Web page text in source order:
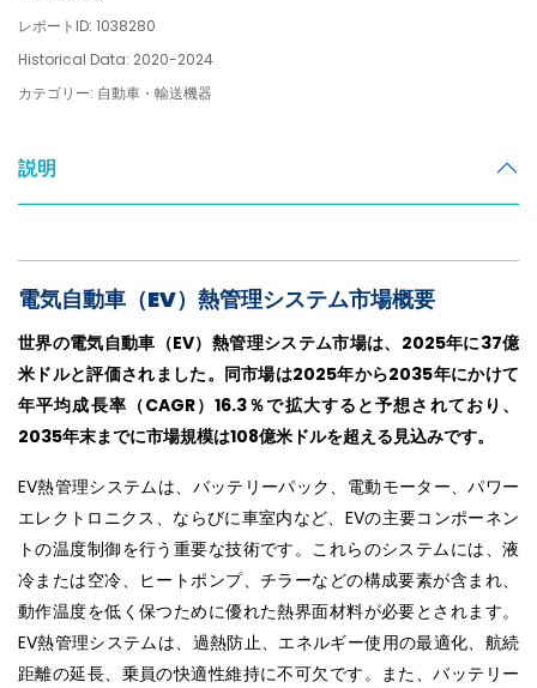
レポートID: 1038280
Historical Data: 2020-2024
カテゴリー: 自動車・輸送機器
説明
電気自動車（EV）熱管理システム市場概要
世界の電気自動車（EV）熱管理システム市場は、2025年に37億
米ドルと評価されました。同市場は2025年から2035年にかけて
年平均成長率（CAGR）16.3％で拡大すると予想されており、
2035年末までに市場規模は108億米ドルを超える見込みです。
EV熱管理システムは、バッテリーパック、電動モーター、パワー
エレクトロニクス、ならびに車室内など、EVの主要コンポーネン
トの温度制御を行う重要な技術です。これらのシステムには、液
冷または空冷、ヒートポンプ、チラーなどの構成要素が含まれ、
動作温度を低く保つために優れた熱界面材料が必要とされます。
EV熱管理システムは、過熱防止、エネルギー使用の最適化、航続
距離の延長、乗員の快適性維持に不可欠です。また、バッテリー